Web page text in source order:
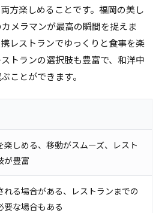
方楽しめることです。福岡の美し
メラマンが最高の瞬間を捉えま
レストランでゆっくりと食事を楽
トランの選択肢も豊富で、和洋中
ことができます。
楽しめる、移動がスムーズ、レスト
が豊富
れる場合がある、レストランまでの
要な場合もある